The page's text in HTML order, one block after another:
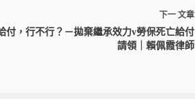
下一 文章
付，行不行？－拋棄繼承效力v勞保死亡給付
請領｜賴佩霞律師